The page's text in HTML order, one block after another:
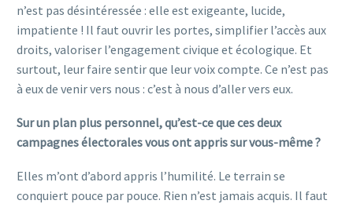
n’est pas désintéressée : elle est exigeante, lucide,
impatiente ! Il faut ouvrir les portes, simplifier l’accès aux
droits, valoriser l’engagement civique et écologique. Et
surtout, leur faire sentir que leur voix compte. Ce n’est pas
à eux de venir vers nous : c’est à nous d’aller vers eux.
Sur un plan plus personnel, qu’est-ce que ces deux
campagnes électorales vous ont appris sur vous-même ?
Elles m’ont d’abord appris l’humilité. Le terrain se
conquiert pouce par pouce. Rien n’est jamais acquis. Il faut